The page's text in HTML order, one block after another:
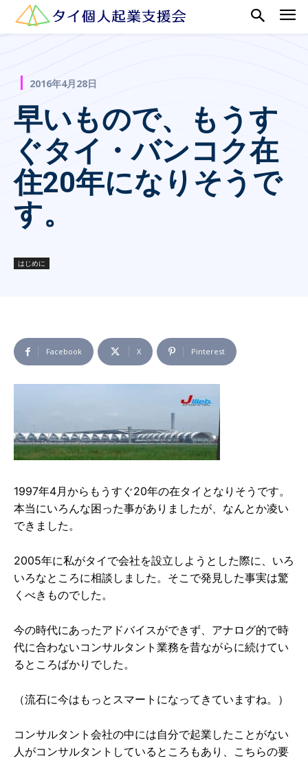
2016年4月28日
早いもので、もうす
ぐタイ・バンコク在
住20年になりそうで
す。
はじめに
Facebook X Pinterest
1997年4月からもうすぐ20年の在タイとなりそうです。
本当にいろんな困った事がありましたが、なんとか凌い
できました。
2005年に私がタイで会社を設立しようとした際に、いろ
いろなところに相談しました。そこで発見した事実は驚
くべきものでした。
今の時代にあったアドバイスができず、アナログ的で時
代に合わないコンサルタント業務を昔ながらに続けてい
るところばかりでした。
（流石に今はもっとスマートになってきていますね。）
コンサルタント会社の中には自分で起業したことがない
人がコンサルタントしているところもあり、こちらの要